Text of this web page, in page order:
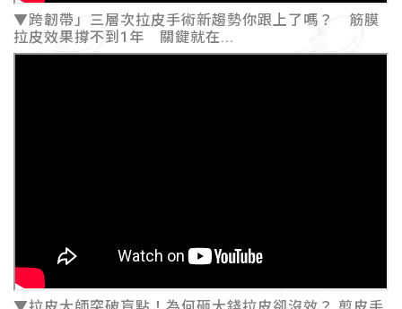
▼跨韌帶」三層次拉皮手術新趨勢你跟上了嗎？ 筋膜
拉皮效果撐不到1年 關鍵就在...